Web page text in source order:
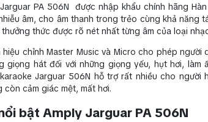
PA 506N được nhập khẩu chính hãng
âm, cho âm thanh trong trẻo cùng khả năng
thức được rõ nét nhất từng âm của loại
chỉnh Master Music và Micro cho phép
giọng hát đối với những giọng yếu, hụt hơi,
Jarguar 506N hỗ trợ rất nhiều cho
còn cảm giác mệt, mất hơi.
bật Amply Jarguar PA 506N